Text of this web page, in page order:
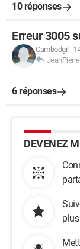
10 réponses
Erreur 3005
Cambodgil -
JeanPierre
6 réponses
DEVENEZ